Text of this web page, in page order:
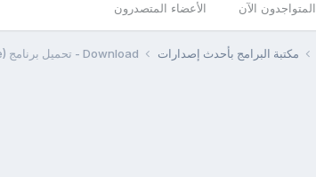
المتواجدون الآن الأعضاء المتصدرون
مكتبة البرامج بأحدث إصدارات Download - تحميل برنامج Winamp 5 Lite 5.55 Build 2353 Beta / 5.541 Build 2189 (Adware)